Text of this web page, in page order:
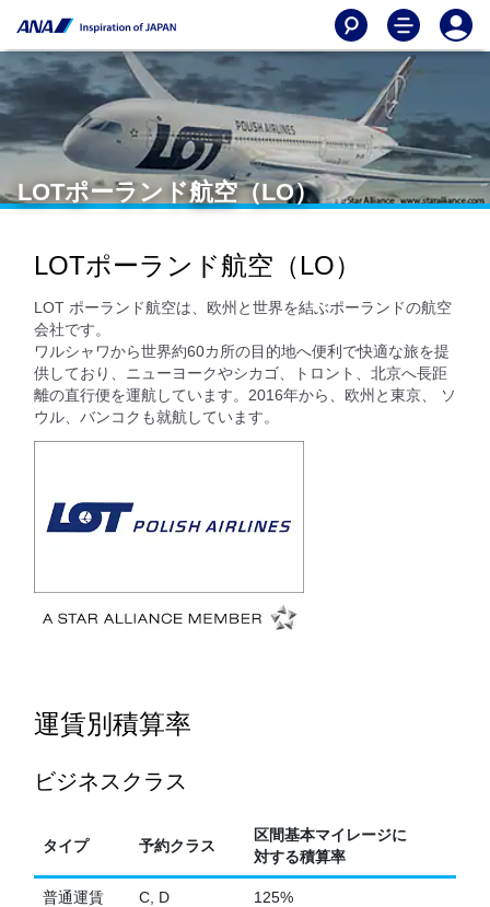
LOTポーランド航空（LO）
LOTポーランド航空（LO）
LOT ポーランド航空は、欧州と世界を結ぶポーランドの航空
会社です。
ワルシャワから世界約60カ所の目的地へ便利で快適な旅を提
供しており、ニューヨークやシカゴ、トロント、北京へ長距
離の直行便を運航しています。2016年から、欧州と東京、 ソ
ウル、バンコクも就航しています。
運賃別積算率
ビジネスクラス
タイプ 予約クラス
区間基本マイレージに
対する積算率
普通運賃 C, D 125%